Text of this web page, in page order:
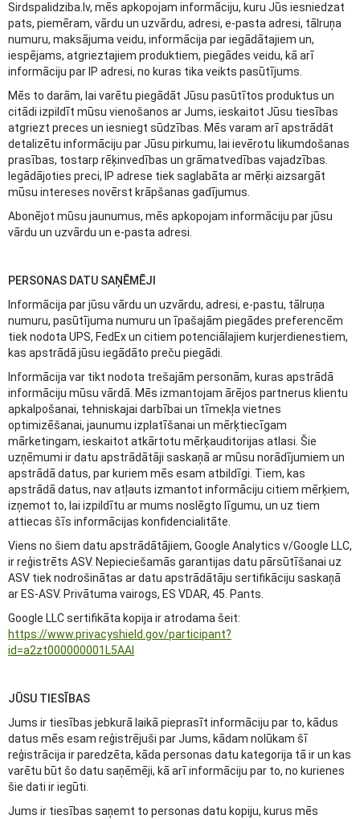
Sirdspalidziba.lv, mēs apkopojam informāciju, kuru Jūs iesniedzat
pats, piemēram, vārdu un uzvārdu, adresi, e-pasta adresi, tālruņa
numuru, maksājuma veidu, informācija par iegādātajiem un,
iespējams, atgrieztajiem produktiem, piegādes veidu, kā arī
informāciju par IP adresi, no kuras tika veikts pasūtījums.
Mēs to darām, lai varētu piegādāt Jūsu pasūtītos produktus un
citādi izpildīt mūsu vienošanos ar Jums, ieskaitot Jūsu tiesības
atgriezt preces un iesniegt sūdzības. Mēs varam arī apstrādāt
detalizētu informāciju par Jūsu pirkumu, lai ievērotu likumdošanas
prasības, tostarp rēķinvedības un grāmatvedības vajadzības.
Iegādājoties preci, IP adrese tiek saglabāta ar mērķi aizsargāt
mūsu intereses novērst krāpšanas gadījumus.
Abonējot mūsu jaunumus, mēs apkopojam informāciju par jūsu
vārdu un uzvārdu un e-pasta adresi.
PERSONAS DATU SAŅĒMĒJI
Informācija par jūsu vārdu un uzvārdu, adresi, e-pastu, tālruņa
numuru, pasūtījuma numuru un īpašajām piegādes preferencēm
tiek nodota UPS, FedEx un citiem potenciālajiem kurjerdienestiem,
kas apstrādā jūsu iegādāto preču piegādi.
Informācija var tikt nodota trešajām personām, kuras apstrādā
informāciju mūsu vārdā. Mēs izmantojam ārējos partnerus klientu
apkalpošanai, tehniskajai darbībai un tīmekļa vietnes
optimizēšanai, jaunumu izplatīšanai un mērķtiecīgam
mārketingam, ieskaitot atkārtotu mērķauditorijas atlasi. Šie
uzņēmumi ir datu apstrādātāji saskaņā ar mūsu norādījumiem un
apstrādā datus, par kuriem mēs esam atbildīgi. Tiem, kas
apstrādā datus, nav atļauts izmantot informāciju citiem mērķiem,
izņemot to, lai izpildītu ar mums noslēgto līgumu, un uz tiem
attiecas šīs informācijas konfidencialitāte.
Viens no šiem datu apstrādātājiem, Google Analytics v/Google LLC,
ir reģistrēts ASV. Nepieciešamās garantijas datu pārsūtīšanai uz
ASV tiek nodrošinātas ar datu apstrādātāju sertifikāciju saskaņā
ar ES-ASV. Privātuma vairogs, ES VDAR, 45. Pants.
Google LLC sertifikāta kopija ir atrodama šeit:
https://www.privacyshield.gov/participant?
id=a2zt000000001L5AAI
JŪSU TIESĪBAS
Jums ir tiesības jebkurā laikā pieprasīt informāciju par to, kādus
datus mēs esam reģistrējuši par Jums, kādam nolūkam šī
reģistrācija ir paredzēta, kāda personas datu kategorija tā ir un kas
varētu būt šo datu saņēmēji, kā arī informāciju par to, no kurienes
šie dati ir iegūti.
Jums ir tiesības saņemt to personas datu kopiju, kurus mēs